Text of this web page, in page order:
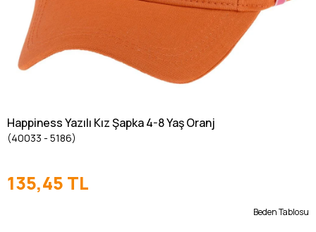
Happiness Yazılı Kız Şapka 4-8 Yaş Oranj
(40033 - 5186)
135,45 TL
Beden Tablosu